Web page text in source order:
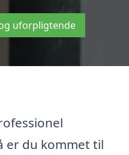
uforpligtende
er du kommet til